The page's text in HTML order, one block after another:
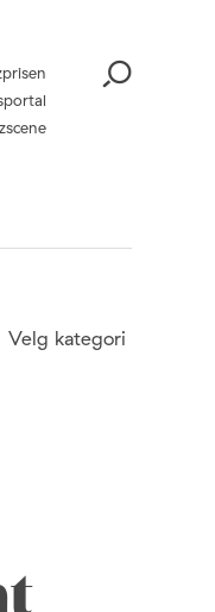
Velg kategori